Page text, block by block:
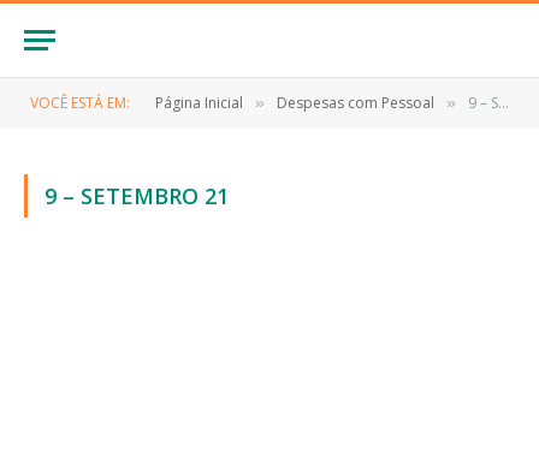
VOCÊ ESTÁ EM: Página Inicial » Despesas com Pessoal » 9 – SETEMBRO 21
9 – SETEMBRO 21